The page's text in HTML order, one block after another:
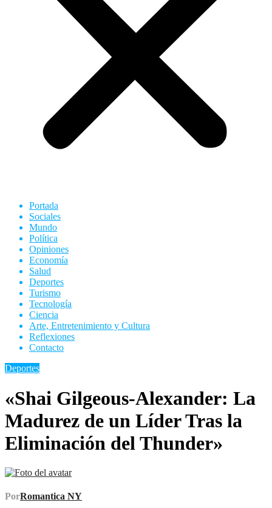
Portada
Sociales
Mundo
Política
Opiniones
Economía
Salud
Deportes
Turismo
Tecnología
Ciencia
Arte, Entretenimiento y Cultura
Reflexiones
Contacto
Deportes
«Shai Gilgeous-Alexander: La
Madurez de un Líder Tras la
Eliminación del Thunder»
PorRomantica NY